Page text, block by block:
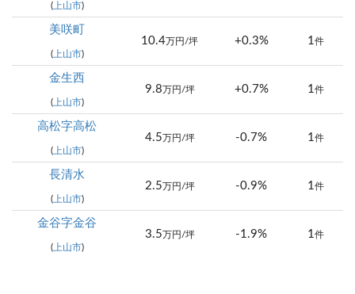
(上山市)
美咲町
(上山市)
10.4 万円/坪 +0.3% 1件
金生西
(上山市)
9.8 万円/坪 +0.7% 1件
高松字高松
(上山市)
4.5 万円/坪 -0.7% 1件
長清水
(上山市)
2.5 万円/坪 -0.9% 1件
金谷字金谷
(上山市)
3.5 万円/坪 -1.9% 1件